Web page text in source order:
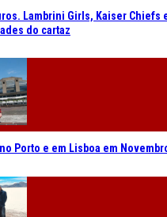
Lambrini Girls, Kaiser Chiefs
do cartaz
Porto e em Lisboa em